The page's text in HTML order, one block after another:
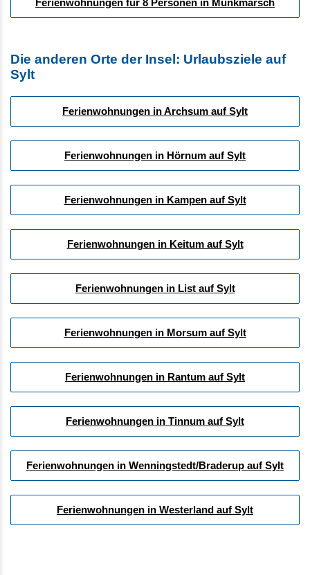
Ferienwohnungen für 8 Personen in Munkmarsch
Die anderen Orte der Insel: Urlaubsziele auf
Sylt
Ferienwohnungen in Archsum auf Sylt
Ferienwohnungen in Hörnum auf Sylt
Ferienwohnungen in Kampen auf Sylt
Ferienwohnungen in Keitum auf Sylt
Ferienwohnungen in List auf Sylt
Ferienwohnungen in Morsum auf Sylt
Ferienwohnungen in Rantum auf Sylt
Ferienwohnungen in Tinnum auf Sylt
Ferienwohnungen in Wenningstedt/Braderup auf Sylt
Ferienwohnungen in Westerland auf Sylt